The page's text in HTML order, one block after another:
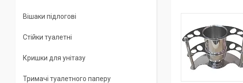
Вішаки підлогові
Стійки туалетні
Кришки для унітазу
Тримачі туалетного паперу